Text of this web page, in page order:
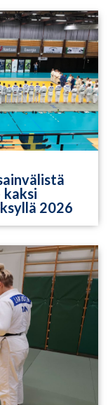
kaksi
2026